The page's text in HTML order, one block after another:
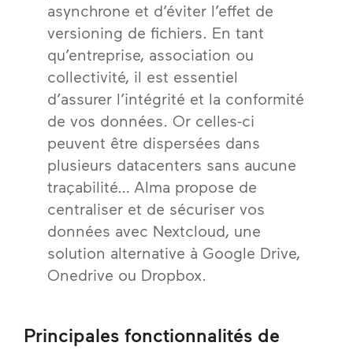
asynchrone et d’éviter l’effet de
versioning de fichiers. En tant
qu’entreprise, association ou
collectivité, il est essentiel
d’assurer l’intégrité et la conformité
de vos données. Or celles-ci
peuvent être dispersées dans
plusieurs datacenters sans aucune
traçabilité… Alma propose de
centraliser et de sécuriser vos
données avec Nextcloud, une
solution alternative à Google Drive,
Onedrive ou Dropbox.
Principales fonctionnalités de